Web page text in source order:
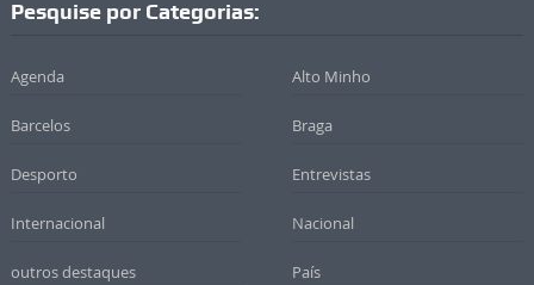
Pesquise por Categorias:
Agenda Alto Minho
Barcelos Braga
Desporto Entrevistas
Internacional Nacional
outros destaques País